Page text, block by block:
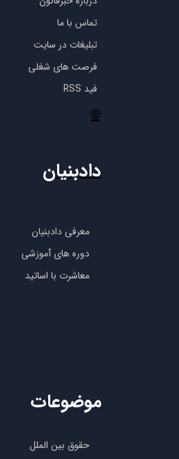
تماس با ما
تبلیغات در سایت
فرصت های شغلی
فید RSS
🌐
معرفی دادبنیان
دوره های آموزشی
معاشرت با اساتید
دادبنیان
حقوق بین الملل
موضوعات